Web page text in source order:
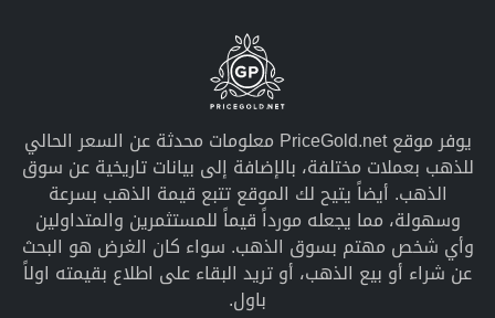
يوفر موقع PriceGold.net معلومات محدثة عن السعر الحالي
للذهب بعملات مختلفة، بالإضافة إلى بيانات تاريخية عن سوق
الذهب. أيضاً يتيح لك الموقع تتبع قيمة الذهب بسرعة
وسهولة، مما يجعله مورداً قيماً للمستثمرين والمتداولين
وأي شخص مهتم بسوق الذهب. سواء كان الغرض هو البحث
عن شراء أو بيع الذهب، أو تريد البقاء على اطلاع بقيمته اولاً
باول.